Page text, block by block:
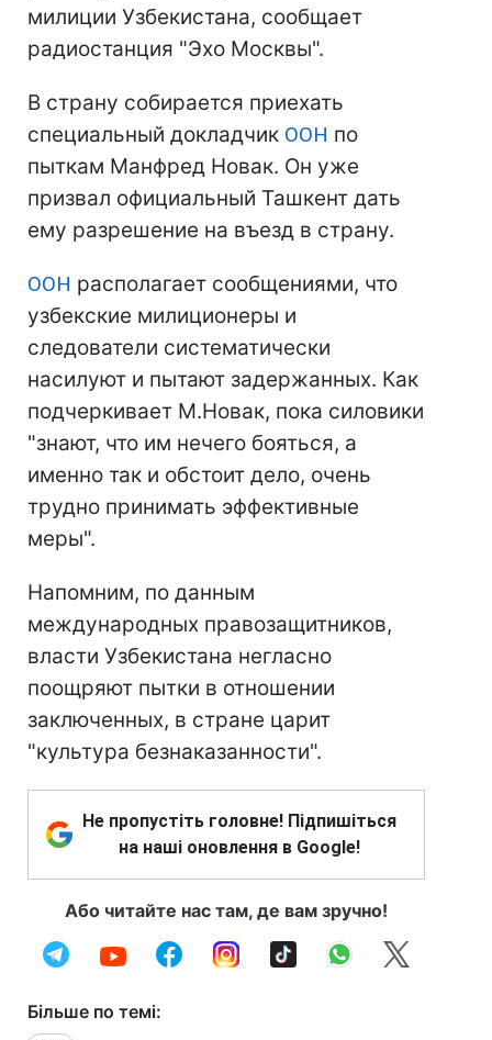
милиции Узбекистана, сообщает
радиостанция "Эхо Москвы".
В страну собирается приехать
специальный докладчик ООН по
пыткам Манфред Новак. Он уже
призвал официальный Ташкент дать
ему разрешение на въезд в страну.
ООН располагает сообщениями, что
узбекские милиционеры и
следователи систематически
насилуют и пытают задержанных. Как
подчеркивает М.Новак, пока силовики
"знают, что им нечего бояться, а
именно так и обстоит дело, очень
трудно принимать эффективные
меры".
Напомним, по данным
международных правозащитников,
власти Узбекистана негласно
поощряют пытки в отношении
заключенных, в стране царит
"культура безнаказанности".
Не пропустіть головне! Підпишіться
на наші оновлення в Google!
Або читайте нас там, де вам зручно!
Більше по темі: